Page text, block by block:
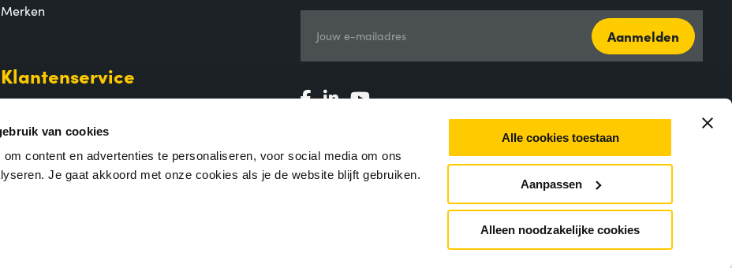
van cookies
content en advertenties te personaliseren, voor social media om ons
Je gaat akkoord met onze cookies als je de website blijft gebruiken.
Alle cookies toestaan
Aanpassen
Alleen noodzakelijke cookies
Merken
Klantenservice
Betalen
Verzending en bezorging
Retouren en garantie
Veelgestelde vragen
Jouw e-mailadres Aanmelden